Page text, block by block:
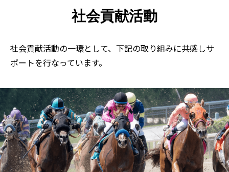
社会貢献活動
社会貢献活動の一環として、下記の取り組みに共感しサ
ポートを行なっています。